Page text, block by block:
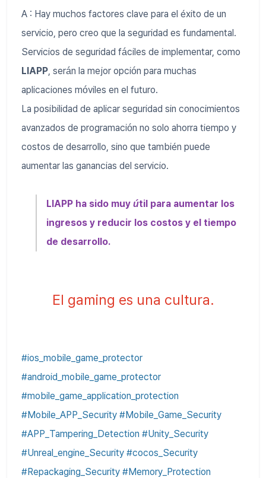
A : Hay muchos factores clave para el éxito de un
servicio, pero creo que la seguridad es fundamental.
Servicios de seguridad fáciles de implementar, como
LIAPP, serán la mejor opción para muchas
aplicaciones móviles en el futuro.
La posibilidad de aplicar seguridad sin conocimientos
avanzados de programación no solo ahorra tiempo y
costos de desarrollo, sino que también puede
aumentar las ganancias del servicio.
LIAPP ha sido muy útil para aumentar los
ingresos y reducir los costos y el tiempo
de desarrollo.
El gaming es una cultura.
#ios_mobile_game_protector
#android_mobile_game_protector
#mobile_game_application_protection
#Mobile_APP_Security #Mobile_Game_Security
#APP_Tampering_Detection #Unity_Security
#Unreal_engine_Security #cocos_Security
#Repackaging_Security #Memory_Protection